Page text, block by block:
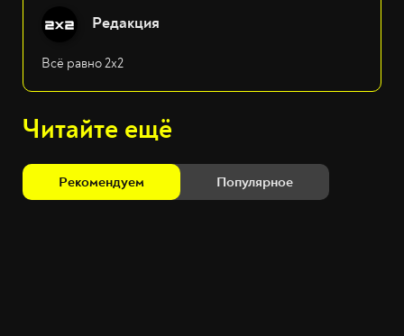
Редакция
Всё равно 2х2
Читайте ещё
Рекомендуем Популярное